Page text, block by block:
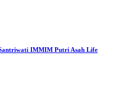
IMMIM Putri Asah Life